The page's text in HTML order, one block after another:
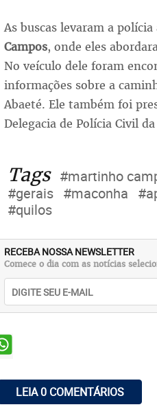
As buscas levaram a
Campos, onde eles
No veículo dele foram
informações sobre a
Abaeté. Ele também foi
Delegacia de Polícia Civil
Tags #martinho
#gerais #maconha
#quilos
RECEBA NOSSA NEWSLETTER
Comece o dia com as notícias
LEIA 0 COMENTÁRIOS